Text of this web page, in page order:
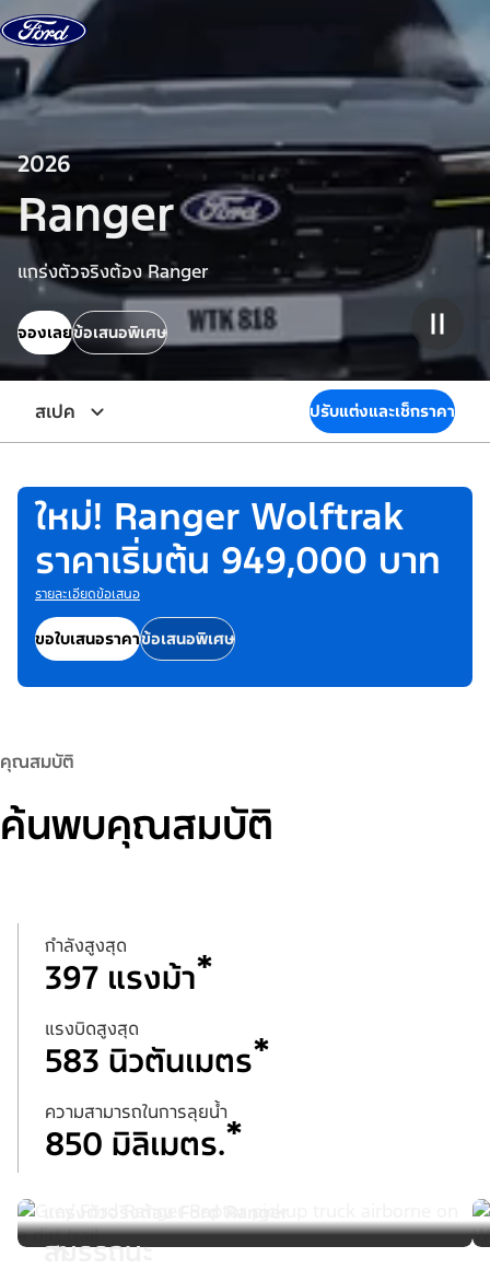
ข้ามไปที่เนื้อหา
Pause
2026
Ranger
แกร่งตัวจริงต้อง Ranger
จองเลยข้อเสนอพิเศษ
สเปค ปรับแต่งและเช็กราคา
ใหม่! Ranger Wolftrak
ราคาเริ่มต้น 949,000 บาท
รายละเอียดข้อเสนอ
ขอใบเสนอราคาข้อเสนอพิเศษ
คุณสมบัติ
ค้นพบคุณสมบัติ
กำลังสูงสุด
397 แรงม้า*
แรงบิดสูงสุด
583 นิวตันเมตร*
ความสามารถในการลุยน้ำ
850 มิลิเมตร.*
สมรรถนะ